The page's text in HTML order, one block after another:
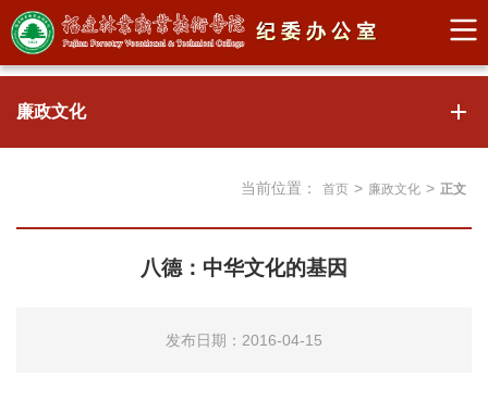
廉政文化
当前位置： 首页 > 廉政文化 > 正文
八德：中华文化的基因
发布日期：2016-04-15